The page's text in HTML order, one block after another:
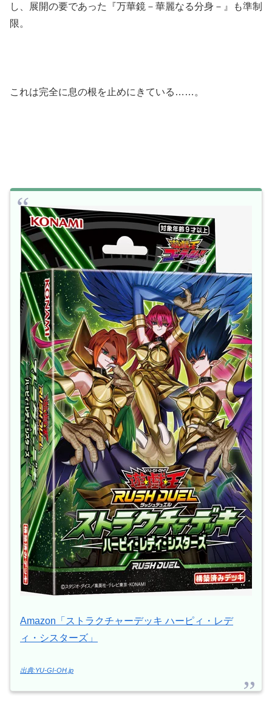
し、展開の要であった『万華鏡－華麗なる分身－』も準制
限。
これは完全に息の根を止めにきている……。
Amazon「ストラクチャーデッキ ハーピィ・レデ
ィ・シスターズ」
出典:YU-GI-OH.jp